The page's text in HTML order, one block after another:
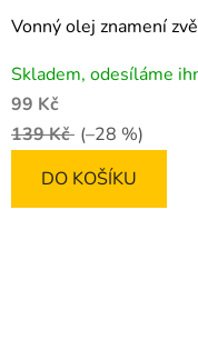
Vonný olej znamení
Skladem, odesíláme
99 Kč
139 Kč (–28 %)
DO KOŠÍKU